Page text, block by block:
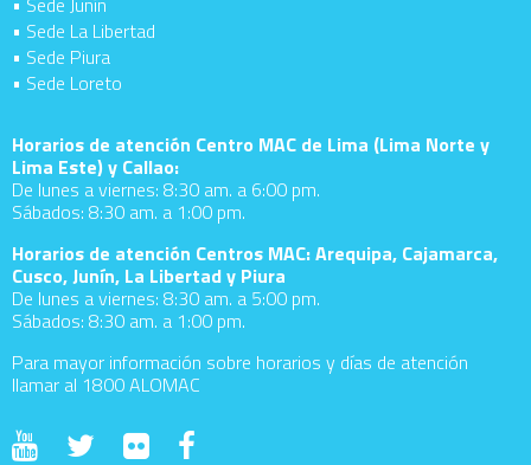
• Sede La Libertad
• Sede Piura
• Sede Loreto
Horarios de atención Centro MAC de Lima (Lima Norte y
Lima Este) y Callao:
De lunes a viernes: 8:30 am. a 6:00 pm.
Sábados: 8:30 am. a 1:00 pm.
Horarios de atención Centros MAC: Arequipa, Cajamarca,
Cusco, Junín, La Libertad y Piura
De lunes a viernes: 8:30 am. a 5:00 pm.
Sábados: 8:30 am. a 1:00 pm.
Para mayor información sobre horarios y días de atención
llamar al 1800 ALOMAC